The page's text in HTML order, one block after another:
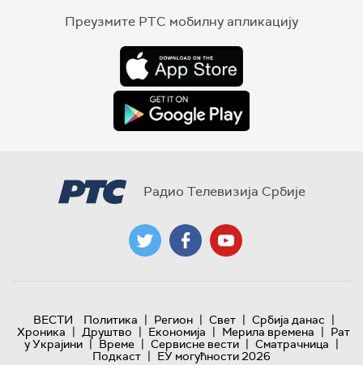
Преузмите РТС мобилну апликацију
Радио Телевизија Србије
ВЕСТИ Политика | Регион | Свет | Србија данас |
Хроника | Друштво | Економија | Мерила времена | Рат
у Украјини | Време | Сервисне вести | Сматрачница |
Подкаст | ЕУ могућности 2026